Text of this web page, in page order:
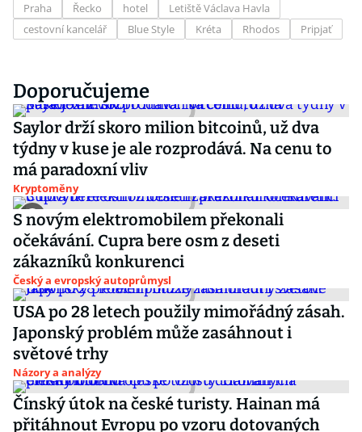
Praha
Řecko hotel
Letiště Václava Havla
cestovní kancelář
Blue Style Kréta Rhodos Pripjať
Doporučujeme
Saylor drží skoro milion bitcoinů, už dva
týdny v kuse je ale rozprodává. Na cenu to
má paradoxní vliv
Kryptoměny
S novým elektromobilem překonali
očekávání. Cupra bere osm z deseti
zákazníků konkurenci
Český a evropský autoprůmysl
USA po 28 letech použily mimořádný zásah.
Japonský problém může zasáhnout i
světové trhy
Názory a analýzy
Čínský útok na české turisty. Hainan má
přitáhnout Evropu po vzoru dotovaných